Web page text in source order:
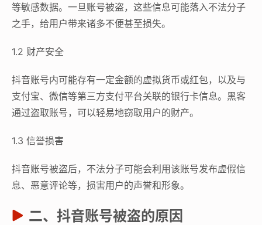
等敏感数据。一旦账号被盗，这些信息可能落入不法分子
之手，给用户带来诸多不便甚至损失。
1.2 财产安全
抖音账号内可能存有一定金额的虚拟货币或红包，以及与
支付宝、微信等第三方支付平台关联的银行卡信息。黑客
通过盗取账号，可以轻易地窃取用户的财产。
1.3 信誉损害
抖音账号被盗后，不法分子可能会利用该账号发布虚假信
息、恶意评论等，损害用户的声誉和形象。
二、抖音账号被盗的原因